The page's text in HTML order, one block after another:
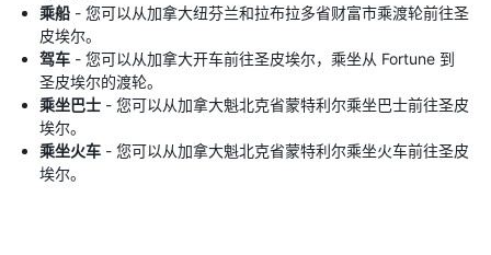
乘船 - 您可以从加拿大纽芬兰和拉布拉多省财富市乘渡轮前往圣
皮埃尔。
驾车 - 您可以从加拿大开车前往圣皮埃尔，乘坐从 Fortune 到
圣皮埃尔的渡轮。
乘坐巴士 - 您可以从加拿大魁北克省蒙特利尔乘坐巴士前往圣皮
埃尔。
乘坐火车 - 您可以从加拿大魁北克省蒙特利尔乘坐火车前往圣皮
埃尔。